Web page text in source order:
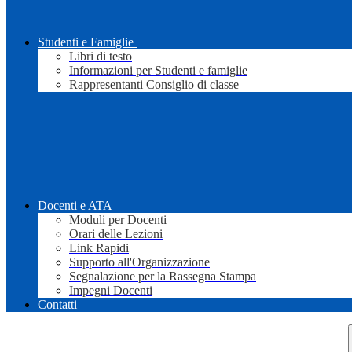
Studenti e Famiglie
Libri di testo
Informazioni per Studenti e famiglie
Rappresentanti Consiglio di classe
Docenti e ATA
Moduli per Docenti
Orari delle Lezioni
Link Rapidi
Supporto all'Organizzazione
Segnalazione per la Rassegna Stampa
Impegni Docenti
Contatti